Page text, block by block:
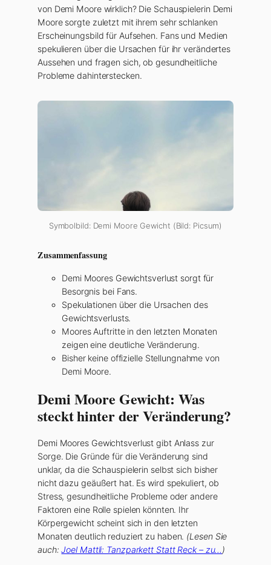
von Demi Moore wirklich? Die Schauspielerin Demi
Moore sorgte zuletzt mit ihrem sehr schlanken
Erscheinungsbild für Aufsehen. Fans und Medien
spekulieren über die Ursachen für ihr verändertes
Aussehen und fragen sich, ob gesundheitliche
Probleme dahinterstecken.
Symbolbild: Demi Moore Gewicht (Bild: Picsum)
Zusammenfassung
Demi Moores Gewichtsverlust sorgt für
Besorgnis bei Fans.
Spekulationen über die Ursachen des
Gewichtsverlusts.
Moores Auftritte in den letzten Monaten
zeigen eine deutliche Veränderung.
Bisher keine offizielle Stellungnahme von
Demi Moore.
Demi Moore Gewicht: Was
steckt hinter der Veränderung?
Demi Moores Gewichtsverlust gibt Anlass zur
Sorge. Die Gründe für die Veränderung sind
unklar, da die Schauspielerin selbst sich bisher
nicht dazu geäußert hat. Es wird spekuliert, ob
Stress, gesundheitliche Probleme oder andere
Faktoren eine Rolle spielen könnten. Ihr
Körpergewicht scheint sich in den letzten
Monaten deutlich reduziert zu haben. (Lesen Sie
auch:Joel Mattli: Tanzparkett Statt Reck – zu…)